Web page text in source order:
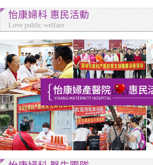
怡康婦科 惠民活動
Love public welfare